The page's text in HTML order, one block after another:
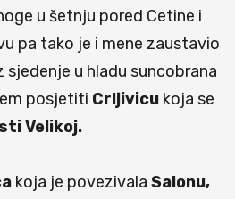
u šetnju pored Cetine i
pa tako je i mene zaustavio
sjedenje u hladu suncobrana
posjetiti Crljivicu koja se
Velikoj.
koja je povezivala Salonu,